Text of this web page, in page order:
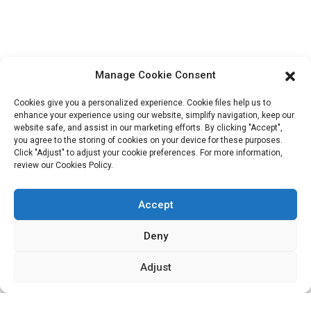
HuiZhou, 516157, Chine
fannie@hzdlpack.com
+86 13410678885
Bulletins D'information
Manage Cookie Consent
Cookies give you a personalized experience. Cookie files help us to
enhance your experience using our website, simplify navigation, keep our
website safe, and assist in our marketing efforts. By clicking "Accept",
you agree to the storing of cookies on your device for these purposes.
Click "Adjust" to adjust your cookie preferences. For more information,
review our Cookies Policy.
Accept
Deny
Adjust